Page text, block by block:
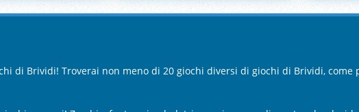
di Brividi! Troverai non meno di 20 giochi diversi di giochi di Brividi, come